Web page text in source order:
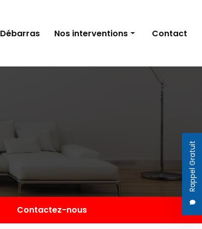
Rappel Gratuit
Débarras Nos interventions Contact
Contactez-nous